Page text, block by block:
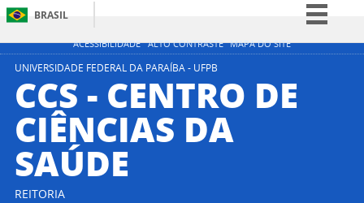
ACESSIBILIDADE ALTO CONTRASTE MAPA DO SITE
BRASIL
Simplifique!
Participe
Acesso à informação
Legislação
UNIVERSIDADE FEDERAL DA PARAÍBA - UFPB
CCS - CENTRO DE
CIÊNCIAS DA
SAÚDE
REITORIA